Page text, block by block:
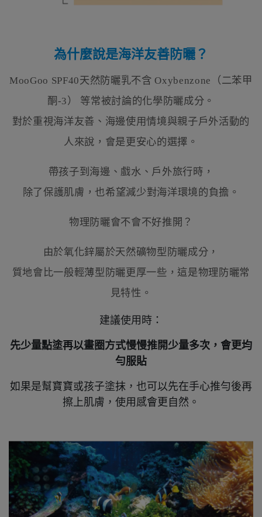
為什麼說是海洋友善防曬？
MooGoo SPF40天然防曬乳不含 Oxybenzone（二苯甲
酮-3） 等常被討論的化學防曬成分。
對於重視海洋友善、海邊使用情境與親子戶外活動的
人來說，會是更安心的選擇。
帶孩子到海邊、戲水、戶外旅行時，
除了保護肌膚，也希望減少對海洋環境的負擔。
物理防曬會不會不好推開？
由於氧化鋅屬於天然礦物型防曬成分，
質地會比一般輕薄型防曬更厚一些，這是物理防曬常
見特性。
建議使用時：
先少量點塗再以畫圈方式慢慢推開少量多次，會更均
勻服貼
如果是幫寶寶或孩子塗抹，也可以先在手心推勻後再
擦上肌膚，使用感會更自然。